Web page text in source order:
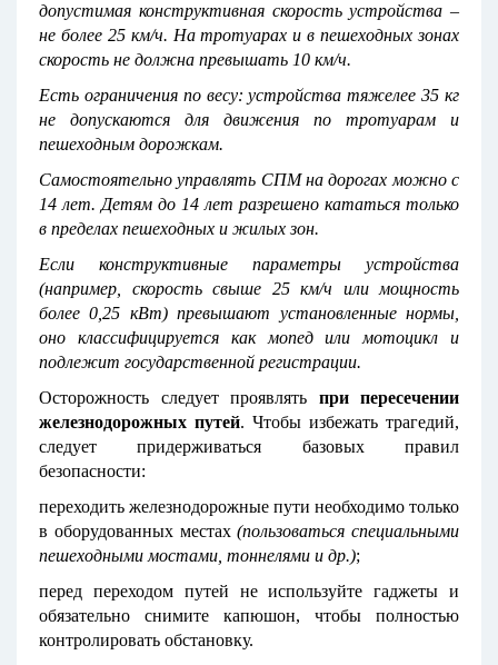
допустимая конструктивная скорость устройства –
не более 25 км/ч. На тротуарах и в пешеходных зонах
скорость не должна превышать 10 км/ч.
Есть ограничения по весу: устройства тяжелее 35 кг
не допускаются для движения по тротуарам и
пешеходным дорожкам.
Самостоятельно управлять СПМ на дорогах можно с
14 лет. Детям до 14 лет разрешено кататься только
в пределах пешеходных и жилых зон.
Если конструктивные параметры устройства
(например, скорость свыше 25 км/ч или мощность
более 0,25 кВт) превышают установленные нормы,
оно классифицируется как мопед или мотоцикл и
подлежит государственной регистрации.
Осторожность следует проявлять при пересечении
железнодорожных путей. Чтобы избежать трагедий,
следует придерживаться базовых правил
безопасности:
переходить железнодорожные пути необходимо только
в оборудованных местах(пользоваться специальными
пешеходными мостами, тоннелями и др.);
перед переходом путей не используйте гаджеты и
обязательно снимите капюшон, чтобы полностью
контролировать обстановку.